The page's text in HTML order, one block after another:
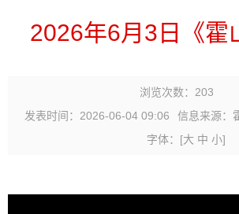
2026年6月3日《霍
浏览次数： 203
发表时间：2026-06-04 09:06
信息来源：
字体： [大 中 小]